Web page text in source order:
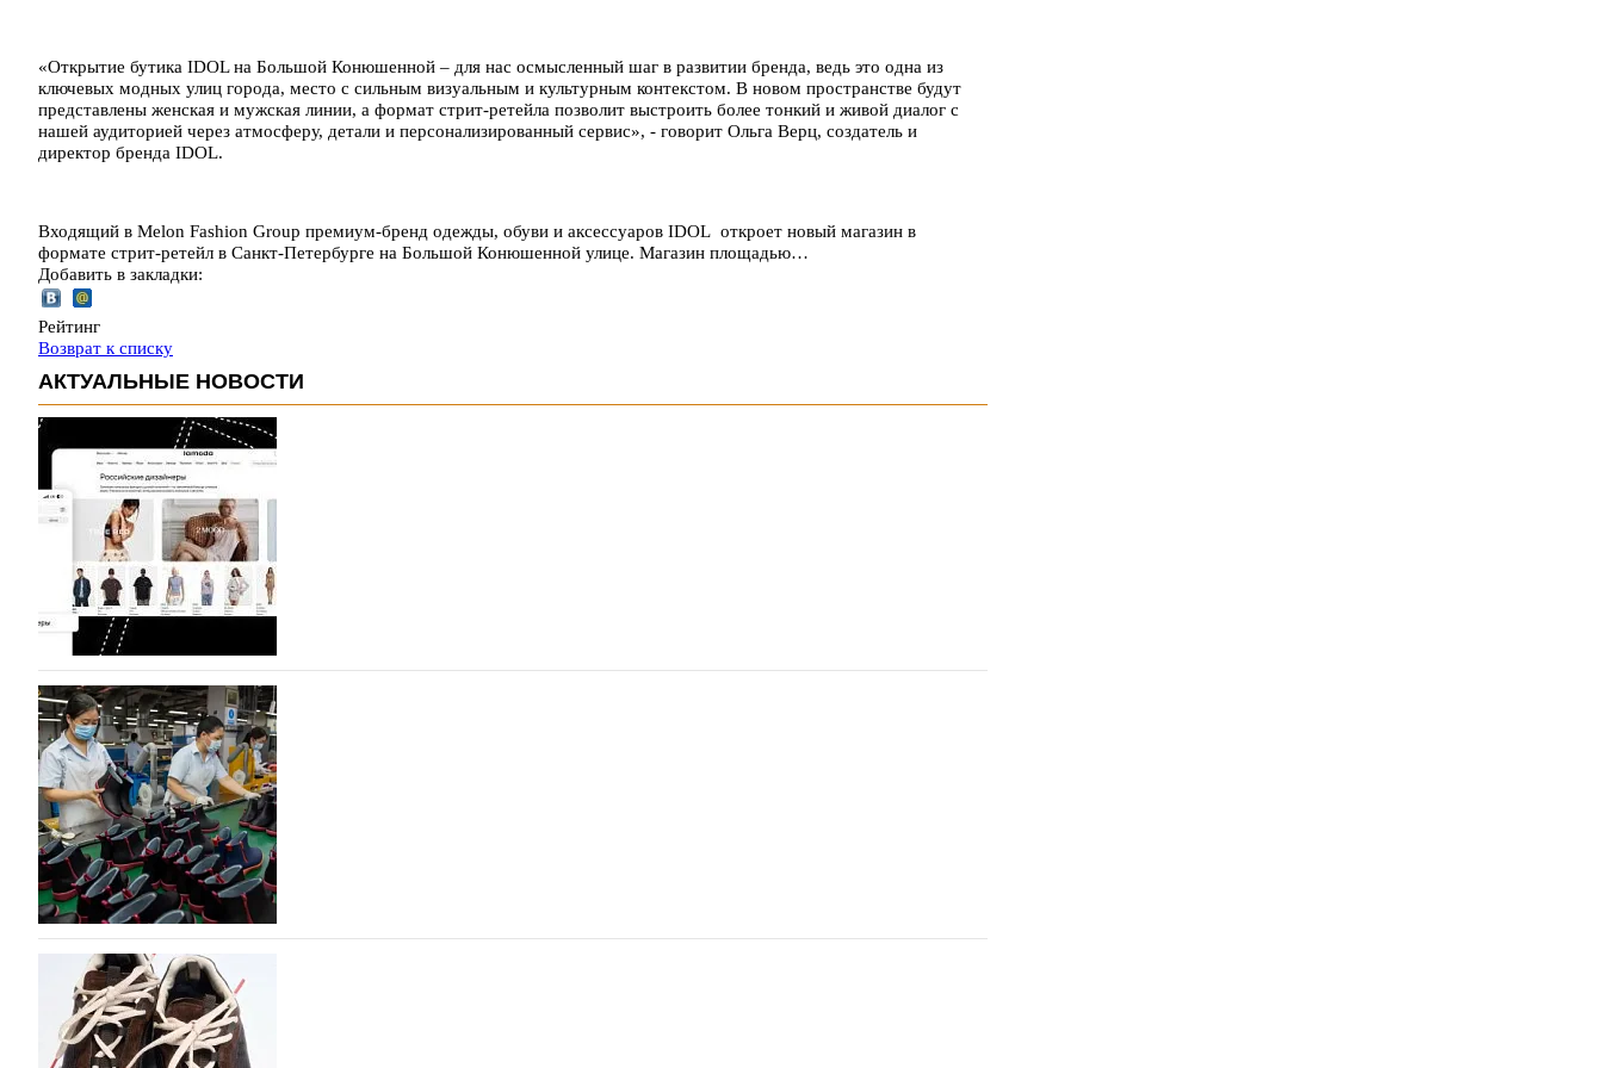
«Открытие бутика IDOL на Большой Конюшенной – для нас осмысленный шаг в развитии бренда, ведь это одна из
ключевых модных улиц города, место с сильным визуальным и культурным контекстом. В новом пространстве будут
представлены женская и мужская линии, а формат стрит-ретейла позволит выстроить более тонкий и живой диалог с
нашей аудиторией через атмосферу, детали и персонализированный сервис», - говорит Ольга Верц, создатель и
директор бренда IDOL.
Входящий в Melon Fashion Group премиум-бренд одежды, обуви и аксессуаров IDOL откроет новый магазин в
формате стрит-ретейл в Санкт-Петербурге на Большой Конюшенной улице. Магазин площадью…
Добавить в закладки:
Рейтинг
Возврат к списку
АКТУАЛЬНЫЕ НОВОСТИ
На платформе Lamoda - новый раздел и условия продвижения локальных
дизайнерских марок
Российский маркетплейс Lamoda решил обновить раздел для продажи продукции локальных дизайнерских
марок одежды, обуви и аксессуаров. Бренды также получат маркетинговую…
06.08.2026 320
Объем мирового производства обуви в 2025 году практически не увеличился
В 2025 году мировое производство обуви практически не изменилось, зафиксировав незначительный рост
на 0,1% до 24,6 млрд пар, - данные опубликованы в аналитическом вестнике «Всемирный ежегодник обуви